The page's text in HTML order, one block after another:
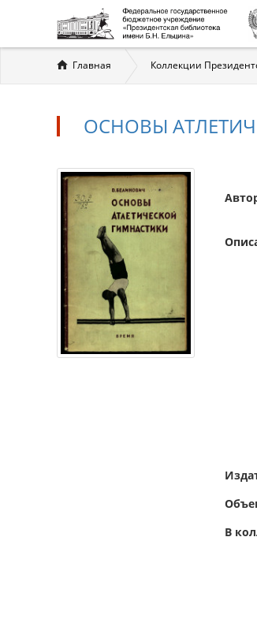
Вы
здесь
Главная Коллекции
ОСНОВЫ
В